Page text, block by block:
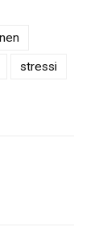
stressi